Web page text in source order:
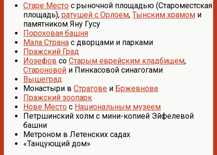
Старе Место с рыночной площадью (Староместская
площадь), ратушей с Орлоем, Тынским храмом и
памятником Яну Гусу
Пороховая башня
Мала Страна с дворцами и парками
Пражский Град
Иозефов со Старым еврейским кладбищем,
Староновой и Пинкасовой синагогами
Вышеград
Монастыри в Страгове и Бржевнове
Пражский зоопарк
Нове Место с Национальным музеем
Петршинский холм с мини-копией Эйфелевой
башни
Метроном в Летенских садах
«Танцующий дом»